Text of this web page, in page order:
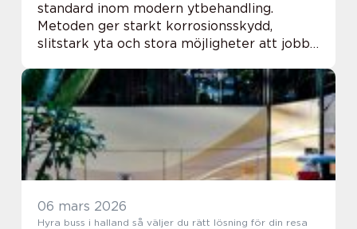
standard inom modern ytbehandling.
Metoden ger starkt korrosionsskydd,
slitstark yta och stora möjligheter att jobba
huvudstadsregionen är pulverlackering
Stockholm ofta en a...
06 mars 2026
Hyra buss i halland så väljer du rätt lösning för din resa